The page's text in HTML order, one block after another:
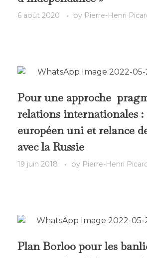
6 août 2020 by Pierre-Henri
Pour une approche
relations internationales
européen uni et relance
avec la Russie
19 juin 2018 by Pierre-Henri
Plan Borloo pour les